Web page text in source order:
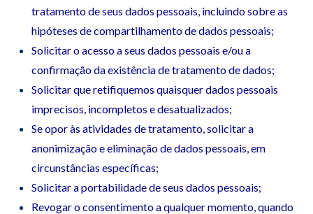
tratamento de seus dados pessoais, incluindo sobre as
hipóteses de compartilhamento de dados pessoais;
Solicitar o acesso a seus dados pessoais e/ou a
confirmação da existência de tratamento de dados;
Solicitar que retifiquemos quaisquer dados pessoais
imprecisos, incompletos e desatualizados;
Se opor às atividades de tratamento, solicitar a
anonimização e eliminação de dados pessoais, em
circunstâncias específicas;
Solicitar a portabilidade de seus dados pessoais;
Revogar o consentimento a qualquer momento, quando